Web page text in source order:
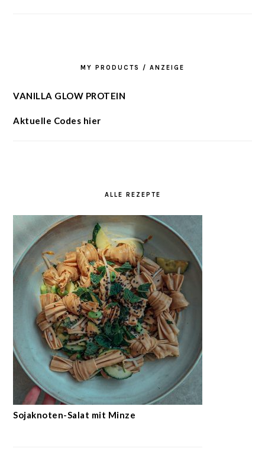
MY PRODUCTS / ANZEIGE
VANILLA GLOW PROTEIN
Aktuelle Codes hier
ALLE REZEPTE
Sojaknoten-Salat mit Minze